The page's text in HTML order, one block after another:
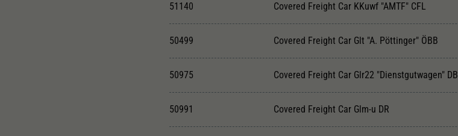
51140 Covered Freight Car KKuwf "AMTF" CFL
50499 Covered Freight Car Glt "A. Pöttinger" ÖBB
50975 Covered Freight Car Glr22 "Dienstgutwagen" DB
50991 Covered Freight Car Glm-u DR